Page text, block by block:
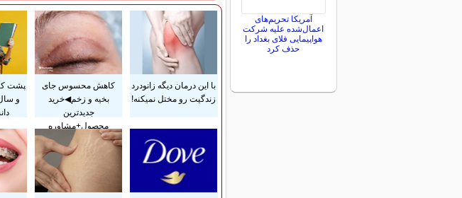
با این درمان دیگه زانودرد
زندگیت رو مختل نمیکنه!
کاهش محسوس جای
بخیه و زخم◀خرید
جدیدترین
محصول+مشاوره
پشت
و
آمریکا تحریم‌های
اعمال‌شده علیه شرکت
هواپیمایی فلای بغداد را
حذف کرد